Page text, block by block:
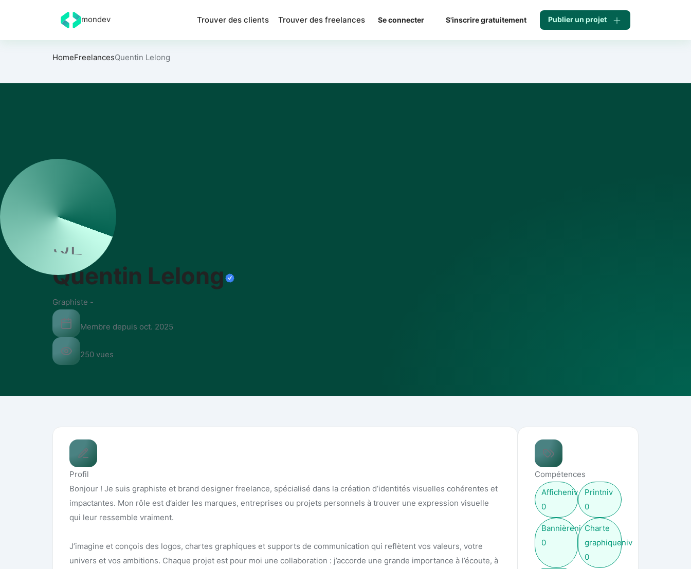
mondev Trouver des clients Trouver des freelances Se connecter S'inscrire gratuitement Publier un projet
HomeFreelancesQuentin Lelong
QL
Quentin Lelong
Graphiste -
Membre depuis oct. 2025
250 vues
Profil
Bonjour ! Je suis graphiste et brand designer freelance, spécialisé dans la création d’identités visuelles cohérentes et
impactantes. Mon rôle est d’aider les marques, entreprises ou projets personnels à trouver une expression visuelle
qui leur ressemble vraiment.
J’imagine et conçois des logos, chartes graphiques et supports de communication qui reflètent vos valeurs, votre
univers et vos ambitions. Chaque projet est pour moi une collaboration : j’accorde une grande importance à l’écoute, à
Compétences
Afficheniv
0
Printniv
0
Bannièreniv
0
Charte
graphiqueniv
0